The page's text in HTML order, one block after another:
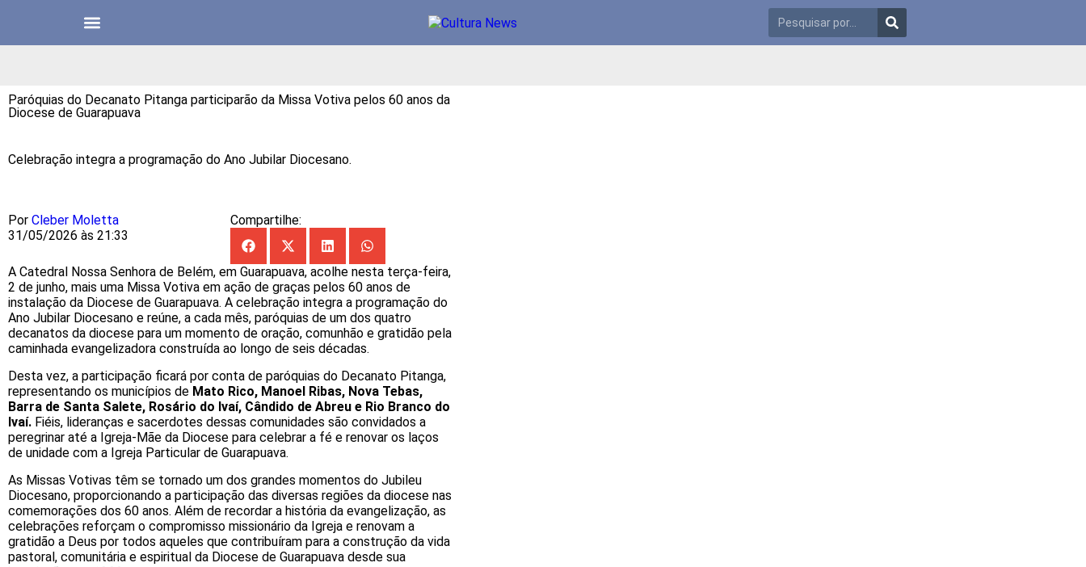
Paróquias do Decanato Pitanga participarão da Missa Votiva pelos 60 anos da
Diocese de Guarapuava
Celebração integra a programação do Ano Jubilar Diocesano.
Por Cleber Moletta
31/05/2026 às 21:33
Compartilhe:
A Catedral Nossa Senhora de Belém, em Guarapuava, acolhe nesta terça-feira,
2 de junho, mais uma Missa Votiva em ação de graças pelos 60 anos de
instalação da Diocese de Guarapuava. A celebração integra a programação do
Ano Jubilar Diocesano e reúne, a cada mês, paróquias de um dos quatro
decanatos da diocese para um momento de oração, comunhão e gratidão pela
caminhada evangelizadora construída ao longo de seis décadas.
Desta vez, a participação ficará por conta de paróquias do Decanato Pitanga,
representando os municípios de Mato Rico, Manoel Ribas, Nova Tebas,
Barra de Santa Salete, Rosário do Ivaí, Cândido de Abreu e Rio Branco do
Ivaí. Fiéis, lideranças e sacerdotes dessas comunidades são convidados a
peregrinar até a Igreja-Mãe da Diocese para celebrar a fé e renovar os laços
de unidade com a Igreja Particular de Guarapuava.
As Missas Votivas têm se tornado um dos grandes momentos do Jubileu
Diocesano, proporcionando a participação das diversas regiões da diocese nas
comemorações dos 60 anos. Além de recordar a história da evangelização, as
celebrações reforçam o compromisso missionário da Igreja e renovam a
gratidão a Deus por todos aqueles que contribuíram para a construção da vida
pastoral, comunitária e espiritual da Diocese de Guarapuava desde sua